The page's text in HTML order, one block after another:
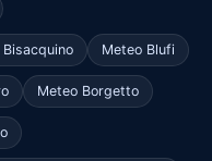
Bisacquino Meteo Blufi
Meteo Borgetto